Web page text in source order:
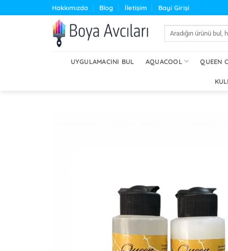
atla
Hakkımızda Blog İletişim Bayi Girişi
UYGULAMACINI BUL AQUACOOL QUEEN